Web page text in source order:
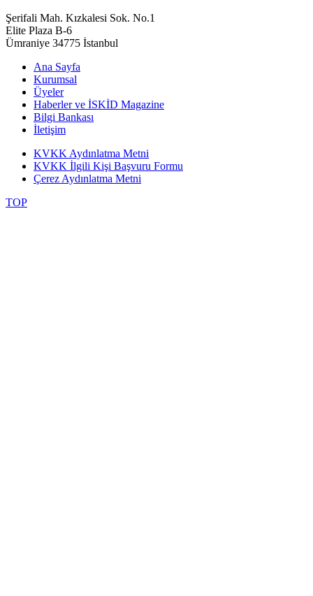
Şerifali Mah. Kızkalesi Sok. No.1
Elite Plaza B-6
Ümraniye 34775 İstanbul
Ana Sayfa
Kurumsal
Üyeler
Haberler ve İSKİD Magazine
Bilgi Bankası
İletişim
KVKK Aydınlatma Metni
KVKK İlgili Kişi Başvuru Formu
Çerez Aydınlatma Metni
TOP